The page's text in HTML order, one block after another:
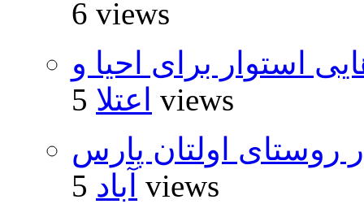
6 views
استوار برای احیا و
اعتلا 5 views
روستای اولتان پارس
آباد 5 views